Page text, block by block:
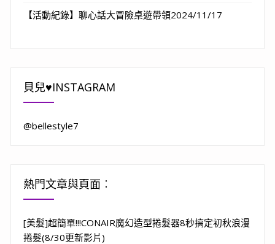
【活動紀錄】聊心話大冒險桌遊帶領2024/11/17
貝兒♥INSTAGRAM
@bellestyle7
熱門文章與頁面︰
[美髮]超簡單!!!CONAIR魔幻造型捲髮器8秒搞定初秋浪漫
捲髮(8/30更新影片)